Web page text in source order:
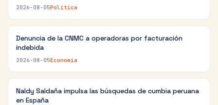
2026-08-05Política
Denuncia de la CNMC a operadoras por facturación
indebida
2026-08-05Economía
Naldy Saldaña impulsa las búsquedas de cumbia peruana
en España